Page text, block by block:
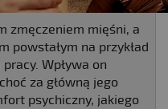
zmęczeniem mięśni, a
powstałym na przykład
Wpływa on
za główną jego
psychiczny, jakiego